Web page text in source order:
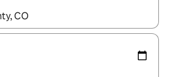
たら、上下の矢印キーを使って移動するか